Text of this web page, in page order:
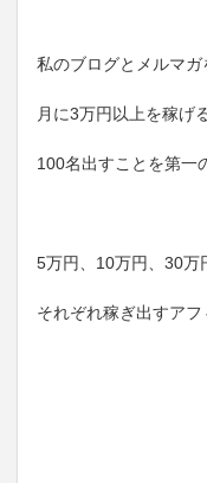
私のブログとメルマガ
月に3万円以上を稼げ
100名出すことを第一
5万円、10万円、30万
それぞれ稼ぎ出すアフ